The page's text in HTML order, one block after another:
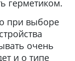
герметиком.
при выборе
очень
и о типе